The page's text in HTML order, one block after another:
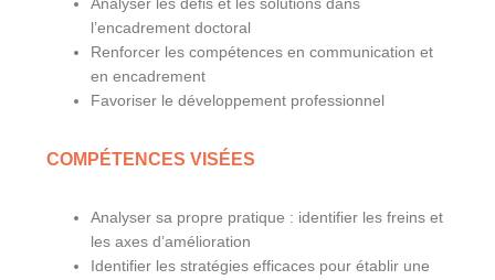
l’encadrement doctoral
Renforcer les compétences en communication et
en encadrement
Favoriser le développement professionnel
COMPÉTENCES VISÉES
Analyser sa propre pratique : identifier les freins et
les axes d’amélioration
Identifier les stratégies efficaces pour établir une